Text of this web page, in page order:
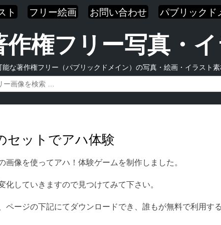
ト フリー絵画 お問い合わせ パブリックド
権フリー写真・
な著作権フリー（パブリックドメイン）の写真・絵画・イラスト素
セットでアハ体験
像を使ってアハ！体験ゲームを制作しました。
していきますので見つけてみて下さい。
ージの下記にてダウンロードでき、誰もが無料で利用す